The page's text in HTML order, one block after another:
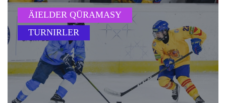
ÄIELDER QŪRAMASY
TURNIRLER